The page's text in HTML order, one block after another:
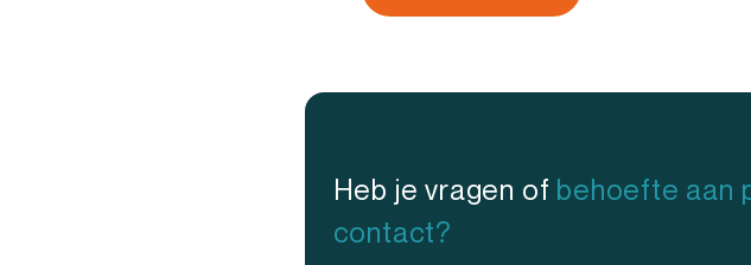
Heb je vragen of behoefte aan
contact?